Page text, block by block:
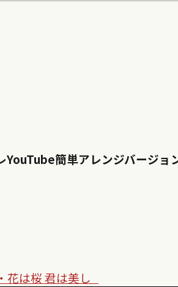
YouTube簡単アレンジバージョ
花は桜 君は美し